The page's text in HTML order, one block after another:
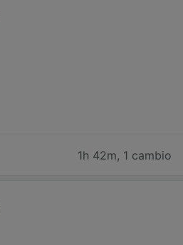
1h 42m, 1 cambio